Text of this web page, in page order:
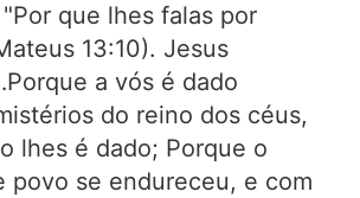
que lhes falas por
13:10). Jesus
a vós é dado
do reino dos céus,
lhes é dado; Porque o
povo se endureceu, e com